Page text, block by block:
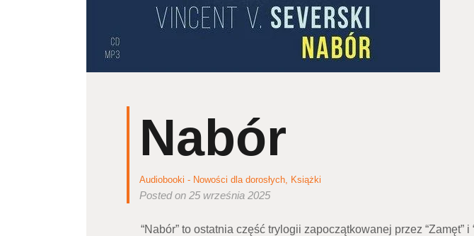
Nabór
Audiobooki - Nowości dla dorosłych Książki
Posted on 25 września 2025
“Nabór” to ostatnia część trylogii zapoczątkowanej przez “Zamęt” i